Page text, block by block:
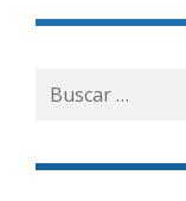
Buscar
por: